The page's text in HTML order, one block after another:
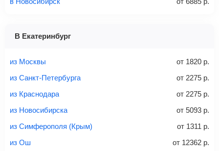
1 место
Вес багажа
20-23 кг 40 кг
В Екатеринбург
из Москвы от 1820 р.
из Санкт-Петербурга
от 2275 р.
из Краснодара
от 2275 р.
из Новосибирска
от 5093 р.
из Симферополя (Крым)
от 1311 р.
из Ош
от 12362 р.